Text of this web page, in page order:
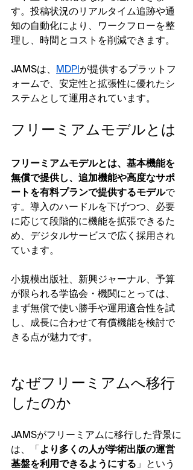
す。投稿状況のリアルタイム追跡や通
知の自動化により、ワークフローを整
理し、時間とコストを削減できます。
JAMSは、 MDPI が提供するプラットフ
ォームで、安定性と拡張性に優れたシ
ステムとして運用されています。
フリーミアムモデルとは
フリーミアムモデルとは、基本機能を
無償で提供し、追加機能や高度なサポ
ートを有料プランで提供するモデルで
す。導入のハードルを下げつつ、必要
に応じて段階的に機能を拡張できるた
め、デジタルサービスで広く採用され
ています。
小規模出版社、新興ジャーナル、予算
が限られる学協会・機関にとっては、
まず無償で使い勝手や運用適合性を試
し、成長に合わせて有償機能を検討で
きる点が魅力です。
なぜフリーミアムへ移行
したのか
JAMSがフリーミアムに移行した背景に
は、「 より多くの人が学術出版の運営
基盤を利用できるようにする 」という